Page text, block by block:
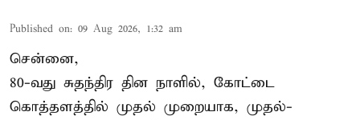
Published on: 09 Aug 2026, 1:32 am
சென்னை,
80-வது சுதந்திர தின நாளில், கோட்டை
கொத்தளத்தில் முதல் முறையாக, முதல்-